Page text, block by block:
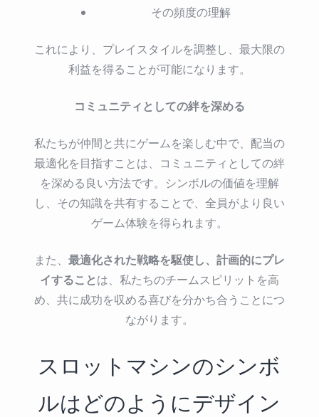
その頻度の理解
これにより、プレイスタイルを調整し、最大限の
利益を得ることが可能になります。
コミュニティとしての絆を深める
私たちが仲間と共にゲームを楽しむ中で、配当の
最適化を目指すことは、コミュニティとしての絆
を深める良い方法です。シンボルの価値を理解
し、その知識を共有することで、全員がより良い
ゲーム体験を得られます。
また、 最適化された戦略を駆使し、計画的にプレ
イすることは、私たちのチームスピリットを高
め、共に成功を収める喜びを分かち合うことにつ
ながります。
スロットマシンのシンボ
ルはどのようにデザイン